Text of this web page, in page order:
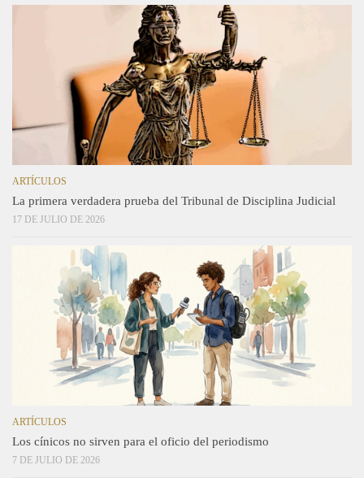
ARTÍCULOS
La primera verdadera prueba del Tribunal de Disciplina Judicial
17 DE JULIO DE 2026
ARTÍCULOS
Los cínicos no sirven para el oficio del periodismo
7 DE JULIO DE 2026